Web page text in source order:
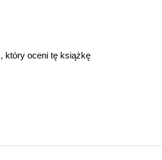
który oceni tę książkę